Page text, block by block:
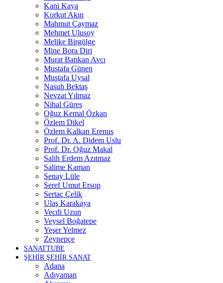
Kani Kaya
Korkut Akın
Mahmut Çaymaz
Mehmet Ulusoy
Melike Birgölge
Mine Bora Diri
Murat Batıkan Avcı
Mustafa Günen
Mustafa Uysal
Nasuh Bektaş
Nevzat Yılmaz
Nihal Güres
Oğuz Kemal Özkan
Özlem Dikel
Özlem Kalkan Erenus
Prof. Dr. A. Didem Uslu
Prof. Dr. Oğuz Makal
Salih Erdem Azıtmaz
Salime Kaman
Şenay Lüle
Şeref Umut Ersop
Sertaç Çelik
Ulaş Karakaya
Vecdi Uzun
Veysel Boğatepe
Yeşer Yelmez
Zeynepçe
SANATTUBE
ŞEHİR ŞEHİR SANAT
Adana
Adıyaman